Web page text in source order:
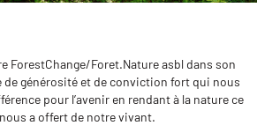
ForestChange/Foret.Nature asbl dans son
de générosité et de conviction fort qui nous
pour l’avenir en rendant à la nature ce
nous a offert de notre vivant.